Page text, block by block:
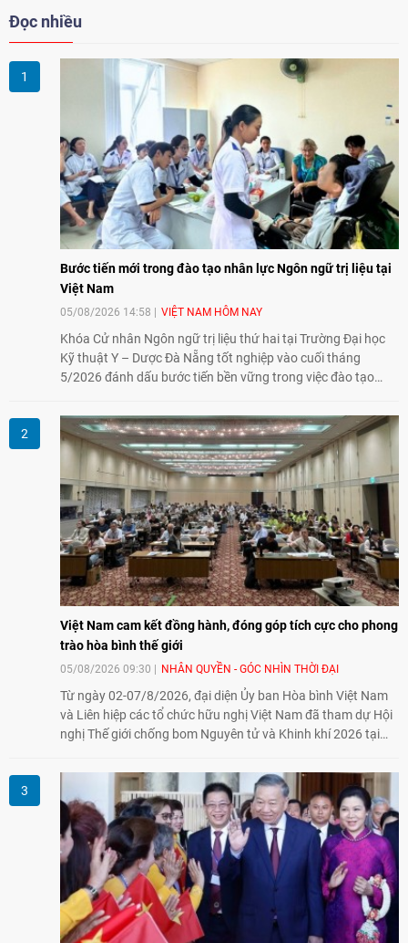
quốc Vĩ đại (1941-1945).
Đọc nhiều
Bước tiến mới trong đào tạo nhân lực Ngôn ngữ trị liệu tại
Việt Nam
05/08/2026 14:58 VIỆT NAM HÔM NAY
Khóa Cử nhân Ngôn ngữ trị liệu thứ hai tại Trường Đại học
Kỹ thuật Y – Dược Đà Nẵng tốt nghiệp vào cuối tháng
5/2026 đánh dấu bước tiến bền vững trong việc đào tạo
tại Việt Nam.
Việt Nam cam kết đồng hành, đóng góp tích cực cho phong
trào hòa bình thế giới
05/08/2026 09:30 NHÂN QUYỀN - GÓC NHÌN THỜI ĐẠI
Từ ngày 02-07/8/2026, đại diện Ủy ban Hòa bình Việt Nam
và Liên hiệp các tổ chức hữu nghị Việt Nam đã tham dự Hội
nghị Thế giới chống bom Nguyên tử và Khinh khí 2026 tại
đồng hành cùng với phong trào hoà bình của nhân dân
Nhật Bản và thế giới ủng hộ giải trừ vũ khí hạt nhân của Việt
Nam.